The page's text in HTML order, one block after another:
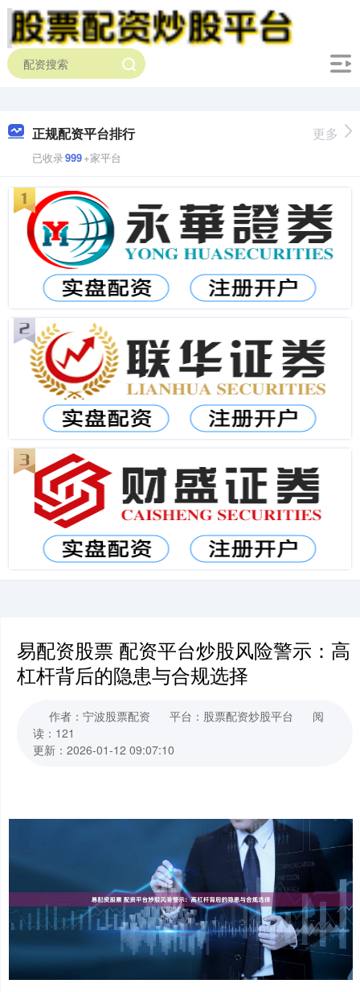
正规配资平台排行
已收录999+家平台
更多
易配资股票 配资平台炒股风险警示：高
杠杆背后的隐患与合规选择
作者：宁波股票配资 平台：股票配资炒股平台
阅
读：121
更新：2026-01-12 09:07:10